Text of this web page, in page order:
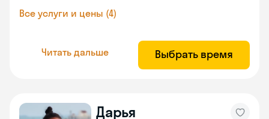
Все услуги и цены (4)
Читать дальше Выбрать время
Дарья